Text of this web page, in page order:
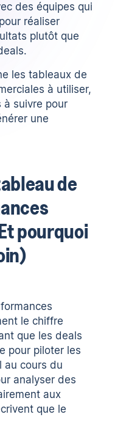
des équipes qui
réaliser
plutôt que
les tableaux de
à utiliser,
à suivre pour
une
de
pourquoi
le chiffre
que les deals
pour piloter les
au cours du
analyser des
aux
que le